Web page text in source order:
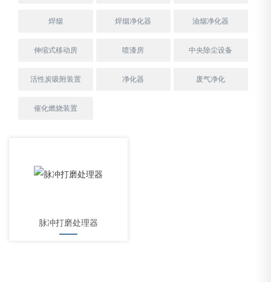
焊烟 焊烟净化器 油烟净化器
伸缩式移动房 喷漆房 中央除尘设备
活性炭吸附装置 净化器 废气净化
催化燃烧装置
脉冲打磨处理器